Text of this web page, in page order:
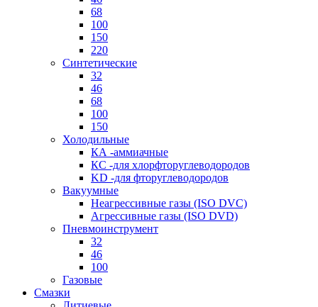
68
100
150
220
Синтетические
32
46
68
100
150
Холодильные
КА -аммиачные
КС -для хлорфторуглеводородов
KD -для фторуглеводородов
Вакуумные
Неагрессивные газы (ISO DVC)
Агрессивные газы (ISO DVD)
Пневмоинструмент
32
46
100
Газовые
Смазки